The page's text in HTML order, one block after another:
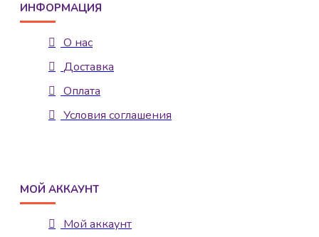
ИНФОРМАЦИЯ
О нас
Доставка
Оплата
Условия соглашения
МОЙ АККАУНТ
Мой аккаунт